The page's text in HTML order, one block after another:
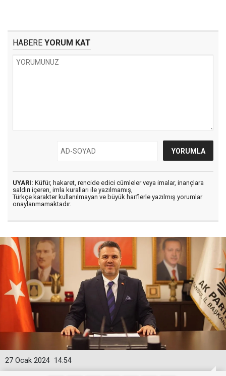
HABERE YORUM KAT
UYARI: Küfür, hakaret, rencide edici cümleler veya imalar, inançlara
saldırı içeren, imla kuralları ile yazılmamış,
Türkçe karakter kullanılmayan ve büyük harflerle yazılmış yorumlar
onaylanmamaktadır.
14:54
27 Ocak 2024